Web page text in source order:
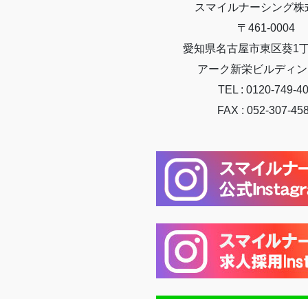
スマイルナーシング株
〒461-0004
愛知県名古屋市東区葵1
アーク新栄ビルディ
TEL : 0120-749-
FAX : 052-307-